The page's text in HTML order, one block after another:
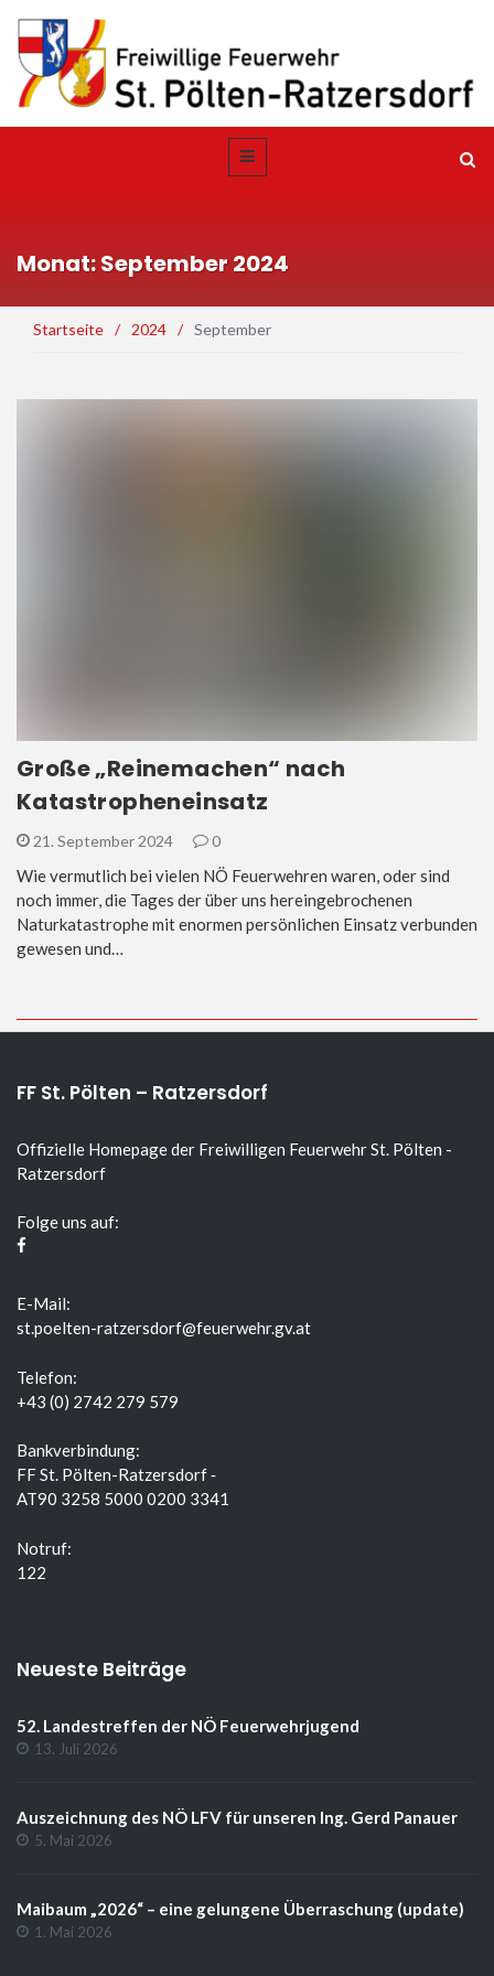
Monat: September 2024
Startseite / 2024 / September
Große „Reinemachen“ nach
Katastropheneinsatz
21. September 2024 0
Wie vermutlich bei vielen NÖ Feuerwehren waren, oder sind
noch immer, die Tages der über uns hereingebrochenen
Naturkatastrophe mit enormen persönlichen Einsatz verbunden
gewesen und…
FF St. Pölten – Ratzersdorf
Offizielle Homepage der Freiwilligen Feuerwehr St. Pölten -
Ratzersdorf
Folge uns auf:
E-Mail:
st.poelten-ratzersdorf@feuerwehr.gv.at
Telefon:
+43 (0) 2742 279 579
Bankverbindung:
FF St. Pölten-Ratzersdorf ‑
AT90 3258 5000 0200 3341
Notruf:
122
Neueste Beiträge
52. Landestreffen der NÖ Feuerwehrjugend
13. Juli 2026
Auszeichnung des NÖ LFV für unseren Ing. Gerd Panauer
5. Mai 2026
Maibaum „2026“ – eine gelungene Überraschung (update)
1. Mai 2026